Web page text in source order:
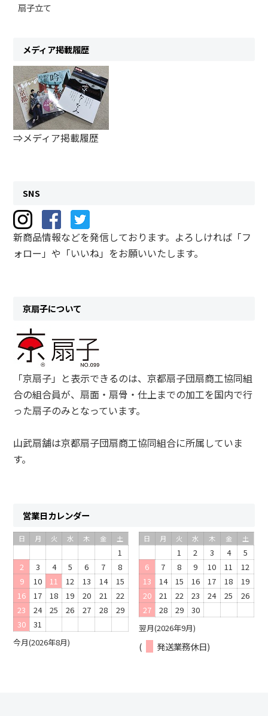
扇子立て
メディア掲載履歴
⇒メディア掲載履歴
SNS
新商品情報などを発信しております。よろしければ「フ
ォロー」や「いいね」をお願いいたします。
京扇子について
「京扇子」と表示できるのは、京都扇子団扇商工協同組
合の組合員が、扇面・扇骨・仕上までの加工を国内で行
った扇子のみとなっています。
山武扇舗は京都扇子団扇商工協同組合に所属していま
す。
営業日カレンダー
今月(2026年8月)
日 月 火 水 木 金 土
1
2
3 4 5 6 7
8
9
10 11 12 13 14
15
16
17 18 19 20 21
22
23
24 25 26 27 28
29
30
31 翌月(2026年9月)
日 月 火 水 木 金 土
1 2 3 4
5
6
7 8 9 10 11
12
13
14 15 16 17 18
19
20
21 22 23 24 25
26
27
28 29 30
( 発送業務休日)